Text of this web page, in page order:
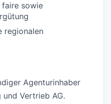
faire sowie
regionalen
Agenturinhaber
und Vertrieb AG.